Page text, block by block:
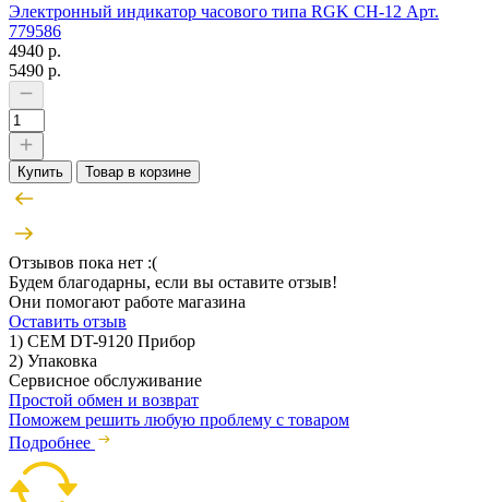
Электронный индикатор часового типа RGK CH-12 Арт.
779586
4940 р.
5490 р.
Купить Товар в корзине
Отзывов пока нет :(
Будем благодарны, если вы оставите отзыв!
Они помогают работе магазина
Оставить отзыв
1) СЕМ DT-9120 Прибор
2) Упаковка
Сервисное обслуживание
Простой обмен и возврат
Поможем решить любую проблему с товаром
Подробнее